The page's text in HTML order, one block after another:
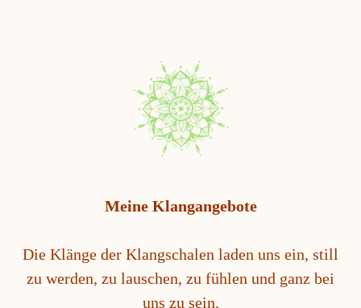
Meine Klangangebote
Die Klänge der Klangschalen laden uns ein, still
zu werden, zu lauschen, zu fühlen und ganz bei
uns zu sein.